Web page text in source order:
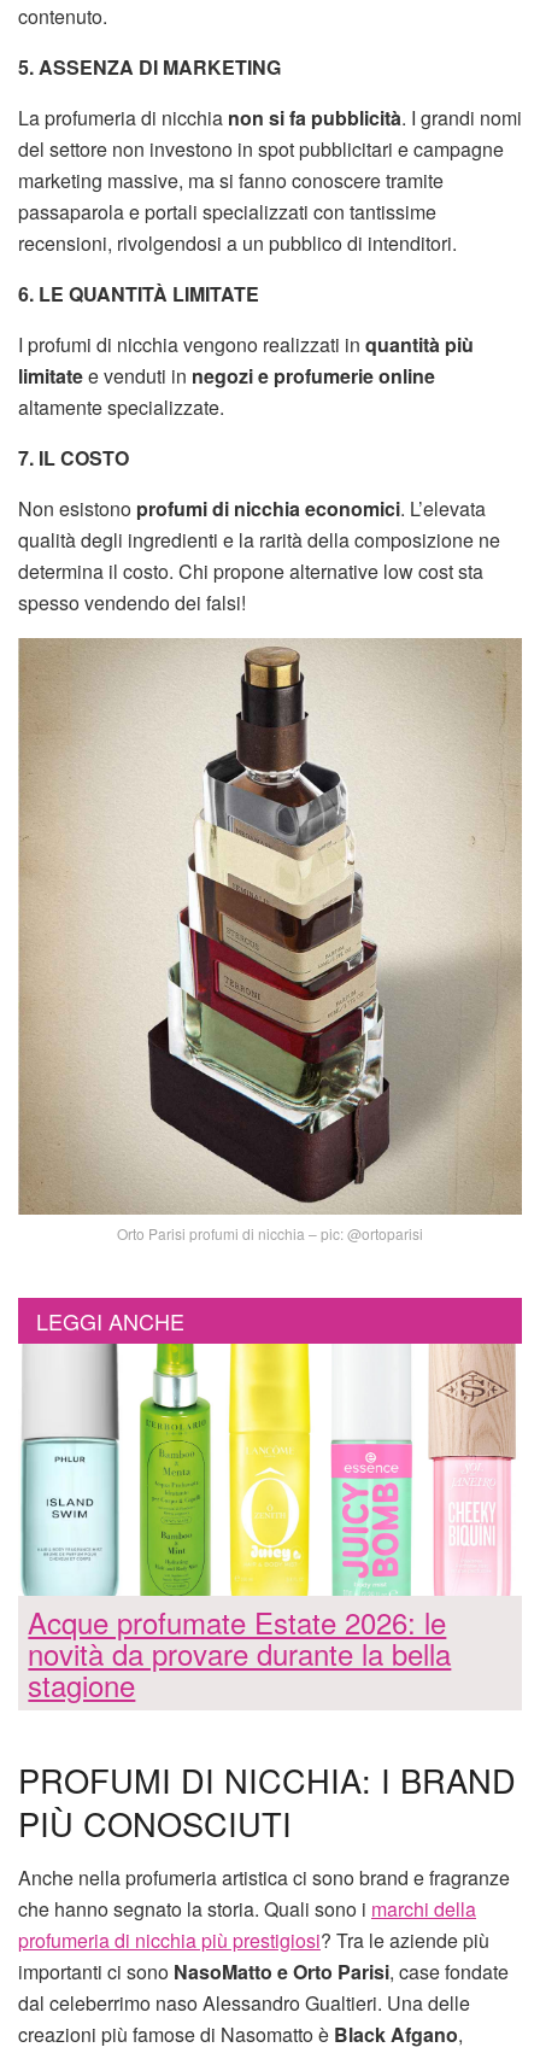
contenuto.
5. ASSENZA DI MARKETING
La profumeria di nicchia non si fa pubblicità. I grandi nomi
del settore non investono in spot pubblicitari e campagne
marketing massive, ma si fanno conoscere tramite
passaparola e portali specializzati con tantissime
recensioni, rivolgendosi a un pubblico di intenditori.
6. LE QUANTITÀ LIMITATE
I profumi di nicchia vengono realizzati in quantità più
limitatee venduti in negozi e profumerie online
altamente specializzate.
7. IL COSTO
Non esistono profumi di nicchia economici. L’elevata
qualità degli ingredienti e la rarità della composizione ne
determina il costo. Chi propone alternative low cost sta
spesso vendendo dei falsi!
Orto Parisi profumi di nicchia – pic: @ortoparisi
LEGGI ANCHE
Acque profumate Estate 2026: le
novità da provare durante la bella
stagione
PROFUMI DI NICCHIA: I BRAND
PIÙ CONOSCIUTI
Anche nella profumeria artistica ci sono brand e fragranze
che hanno segnato la storia. Quali sono i marchi della
profumeria di nicchia più prestigiosi? Tra le aziende più
importanti ci sono NasoMatto e Orto Parisi, case fondate
dal celeberrimo naso Alessandro Gualtieri. Una delle
creazioni più famose di Nasomatto è Black Afgano,